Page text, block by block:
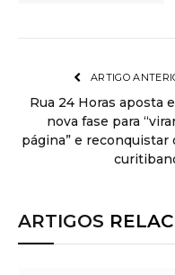
ARTIGO
Rua 24 Horas aposta
nova fase para
página” e reconquistar
ARTIGOS